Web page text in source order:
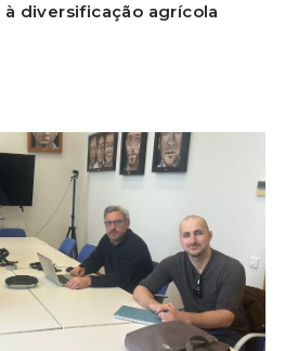
à diversificação agrícola